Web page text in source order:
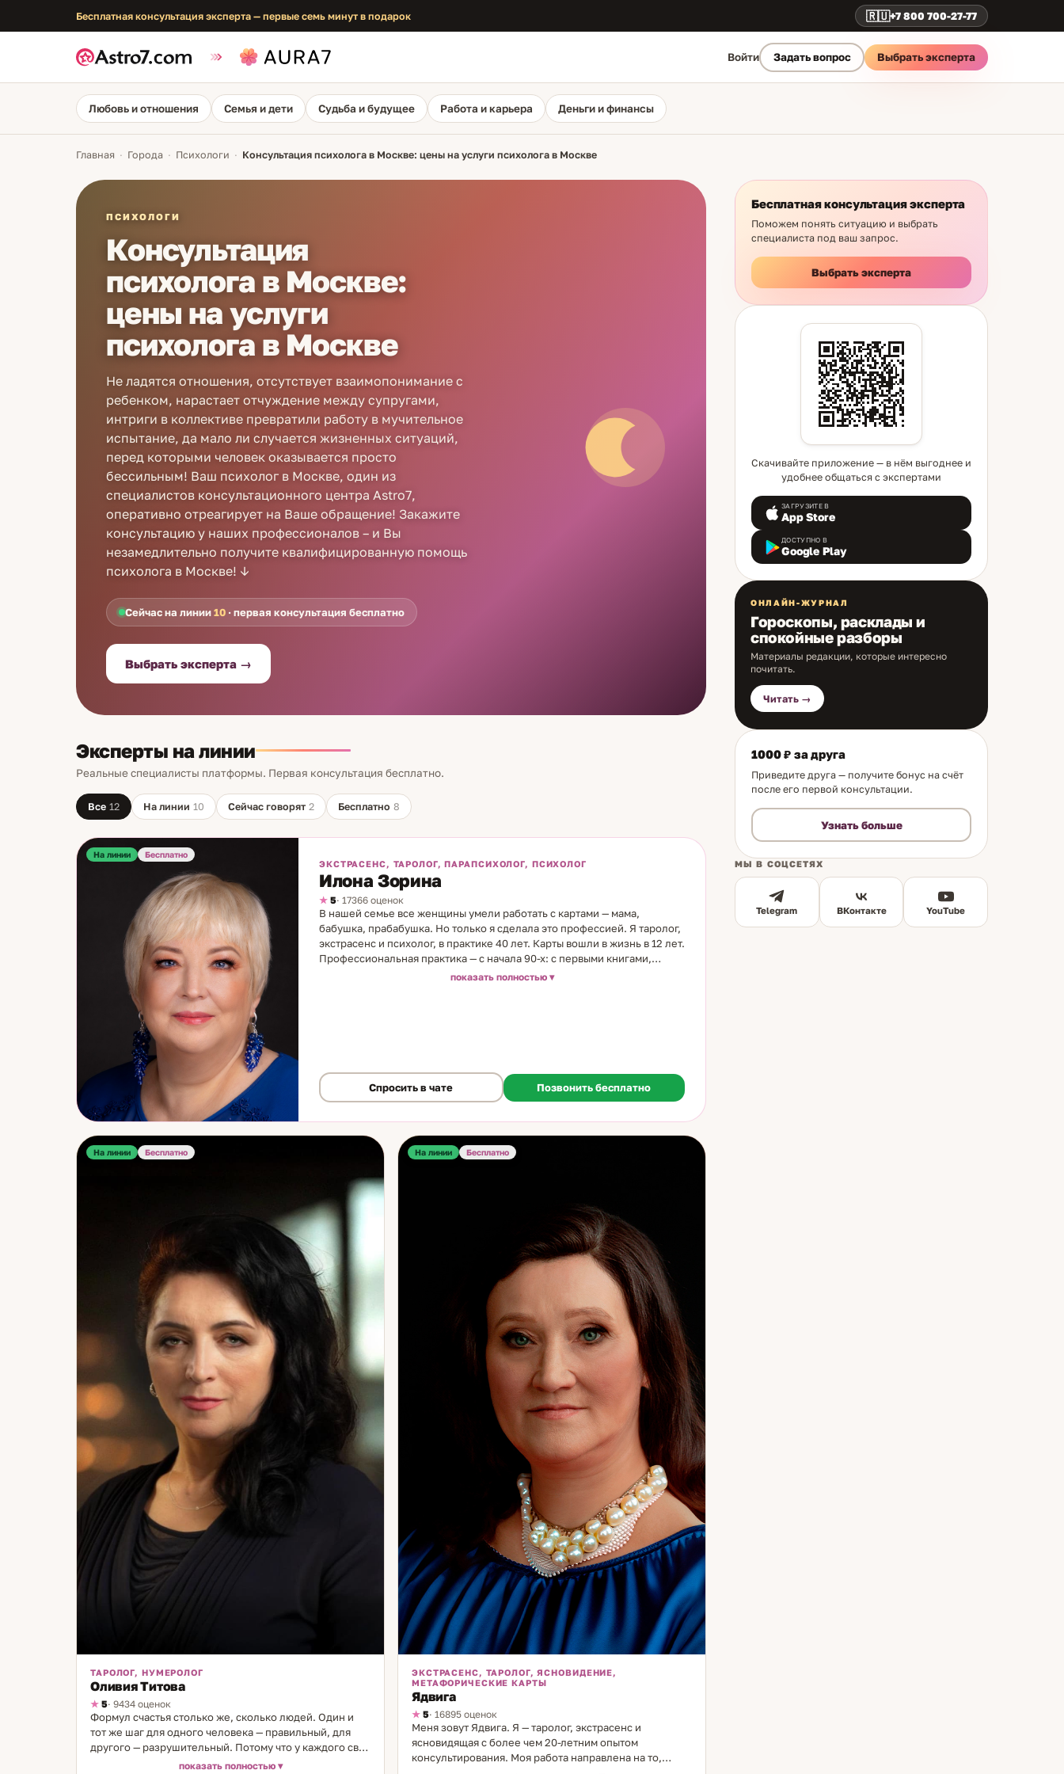
Бесплатная консультация эксперта — первые семь минут в подарок 🇷🇺+7 800 700-27-77
Войти Задать вопрос Выбрать эксперта
Любовь и отношения Семья и дети Судьба и будущее Работа и карьера Деньги и финансы
Главная · Города · Психологи · Консультация психолога в Москве: цены на услуги психолога в Москве
ПСИХОЛОГИ
Консультация
психолога в Москве:
цены на услуги
психолога в Москве
Не ладятся отношения, отсутствует взаимопонимание с
ребенком, нарастает отчуждение между супругами,
интриги в коллективе превратили работу в мучительное
испытание, да мало ли случается жизненных ситуаций,
перед которыми человек оказывается просто
бессильным! Ваш психолог в Москве, один из
специалистов консультационного центра Astro7,
оперативно отреагирует на Ваше обращение! Закажите
консультацию у наших профессионалов – и Вы
незамедлительно получите квалифицированную помощь
психолога в Москве! ↓
Сейчас на линии10 · первая консультация бесплатно
Выбрать эксперта →
Эксперты на линии
Реальные специалисты платформы. Первая консультация бесплатно.
Все 12 На линии 10 Сейчас говорят 2 Бесплатно 8
На линии Бесплатно
ЭКСТРАСЕНС, ТАРОЛОГ, ПАРАПСИХОЛОГ, ПСИХОЛОГ
Илона Зорина
5· 17366 оценок
В нашей семье все женщины умели работать с картами — мама,
бабушка, прабабушка. Но только я сделала это профессией. Я таролог,
экстрасенс и психолог, в практике 40 лет. Карты вошли в жизнь в 12 лет.
Профессиональная практика — с начала 90-х: с первыми книгами,
первыми учителями, постоянным развитием. Ищу и осваиваю новые
намерения; защита. Если что-то не получается, нужно принять важное
решение или сделать сложный выбор — это именно те ситуации, с
показать полностью
Спросить в чате Позвонить бесплатно
На линии Бесплатно
ТАРОЛОГ, НУМЕРОЛОГ
Оливия Титова
5· 9434 оценок
Формул счастья столько же, сколько людей. Один и
тот же шаг для одного человека — правильный, для
другого — разрушительный. Потому что у каждого своя
структура. И когда её видишь — многое становится
показать полностью
На линии Бесплатно
ЭКСТРАСЕНС, ТАРОЛОГ, ЯСНОВИДЕНИЕ,
МЕТАФОРИЧЕСКИЕ КАРТЫ
Ядвига
5· 16895 оценок
Меня зовут Ядвига. Я — таролог, экстрасенс и
ясновидящая с более чем 20-летним опытом
консультирования. Моя работа направлена на то,
Бесплатная консультация эксперта
Поможем понять ситуацию и выбрать
специалиста под ваш запрос.
Выбрать эксперта
Скачивайте приложение — в нём выгоднее и
удобнее общаться с экспертами
ЗАГРУЗИТЕ В
App Store
ДОСТУПНО В
Google Play
ОНЛАЙН-ЖУРНАЛ
Гороскопы, расклады и
спокойные разборы
Материалы редакции, которые интересно
почитать.
Читать →
1000 ₽ за друга
Приведите друга — получите бонус на счёт
после его первой консультации.
Узнать больше
МЫ В СОЦСЕТЯХ
Telegram ВКонтакте YouTube